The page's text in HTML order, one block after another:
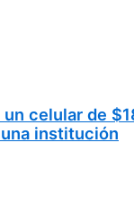
un celular de
institución